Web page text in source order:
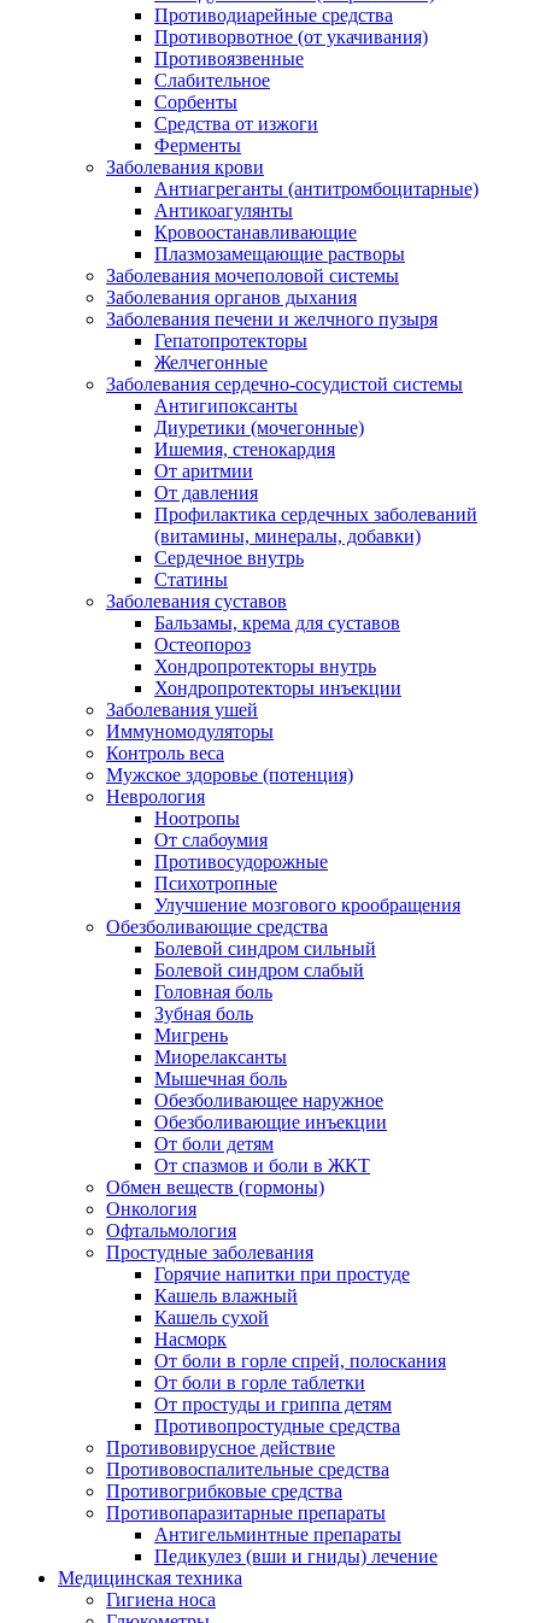
Противодиарейные средства
Противорвотное (от укачивания)
Противоязвенные
Слабительное
Сорбенты
Средства от изжоги
Ферменты
Заболевания крови
Антиагреганты (антитромбоцитарные)
Антикоагулянты
Кровоостанавливающие
Плазмозамещающие растворы
Заболевания мочеполовой системы
Заболевания органов дыхания
Заболевания печени и желчного пузыря
Гепатопротекторы
Желчегонные
Заболевания сердечно-сосудистой системы
Антигипоксанты
Диуретики (мочегонные)
Ишемия, стенокардия
От аритмии
От давления
Профилактика сердечных заболеваний
(витамины, минералы, добавки)
Сердечное внутрь
Статины
Заболевания суставов
Бальзамы, крема для суставов
Остеопороз
Хондропротекторы внутрь
Хондропротекторы инъекции
Заболевания ушей
Иммуномодуляторы
Контроль веса
Мужское здоровье (потенция)
Неврология
Ноотропы
От слабоумия
Противосудорожные
Психотропные
Улучшение мозгового крообращения
Обезболивающие средства
Болевой синдром сильный
Болевой синдром слабый
Головная боль
Зубная боль
Мигрень
Миорелаксанты
Мышечная боль
Обезболивающее наружное
Обезболивающие инъекции
От боли детям
От спазмов и боли в ЖКТ
Обмен веществ (гормоны)
Онкология
Офтальмология
Простудные заболевания
Горячие напитки при простуде
Кашель влажный
Кашель сухой
Насморк
От боли в горле спрей, полоскания
От боли в горле таблетки
От простуды и гриппа детям
Противопростудные средства
Противовирусное действие
Противовоспалительные средства
Противогрибковые средства
Противопаразитарные препараты
Антигельминтные препараты
Педикулез (вши и гниды) лечение
Медицинская техника
Гигиена носа